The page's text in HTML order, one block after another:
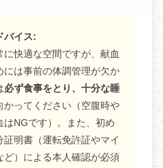
バイス:
に快適な空間ですが、献血
には事前の体調管理が欠か
必ず食事をとり、十分な睡
かってください（空腹時や
はNGです）。また、初め
証明書（運転免許証やマイ
ど）による本人確認が必須